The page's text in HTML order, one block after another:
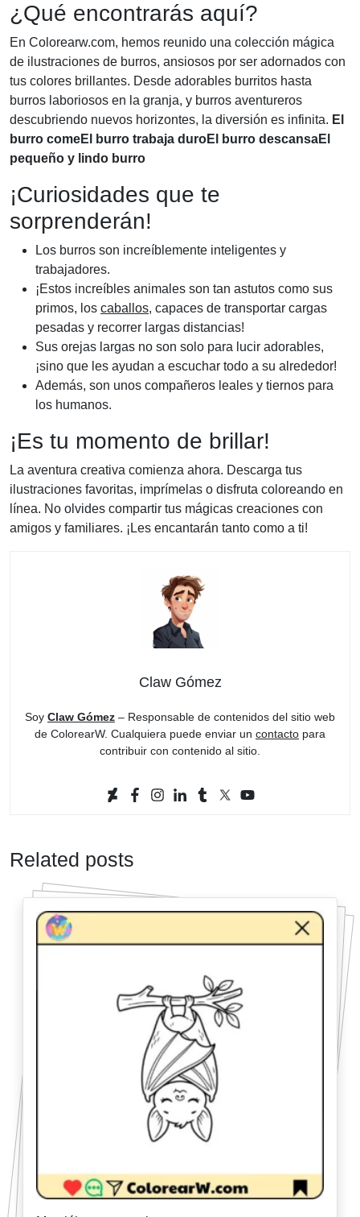
¿Qué encontrarás aquí?
En Colorearw.com, hemos reunido una colección mágica
de ilustraciones de burros, ansiosos por ser adornados con
tus colores brillantes. Desde adorables burritos hasta
burros laboriosos en la granja, y burros aventureros
descubriendo nuevos horizontes, la diversión es infinita. El
burro comeEl burro trabaja duroEl burro descansaEl
pequeño y lindo burro
¡Curiosidades que te
sorprenderán!
Los burros son increíblemente inteligentes y
trabajadores.
¡Estos increíbles animales son tan astutos como sus
primos, los caballos, capaces de transportar cargas
pesadas y recorrer largas distancias!
Sus orejas largas no son solo para lucir adorables,
¡sino que les ayudan a escuchar todo a su alrededor!
Además, son unos compañeros leales y tiernos para
los humanos.
¡Es tu momento de brillar!
La aventura creativa comienza ahora. Descarga tus
ilustraciones favoritas, imprímelas o disfruta coloreando en
línea. No olvides compartir tus mágicas creaciones con
amigos y familiares. ¡Les encantarán tanto como a ti!
Claw Gómez
Soy Claw Gómez – Responsable de contenidos del sitio web
de ColorearW. Cualquiera puede enviar un contacto para
contribuir con contenido al sitio.
Related posts